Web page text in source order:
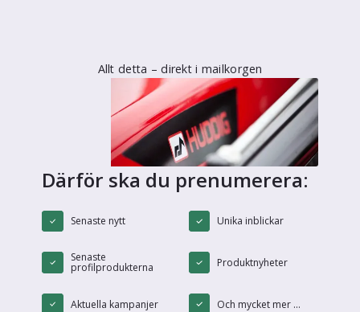
Allt detta – direkt i mailkorgen
Därför ska du prenumerera:
Senaste nytt Unika inblickar
Senaste
profilprodukterna Produktnyheter
Aktuella kampanjer Och mycket mer ...